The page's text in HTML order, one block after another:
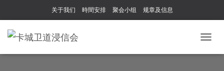
关于我们 時間安排 聚会小组 规章及信息
O